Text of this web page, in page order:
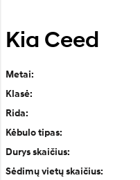
Kia Ceed
Metai:
Klasė:
Rida:
Kėbulo tipas:
Durys skaičius:
Sėdimų vietų skaičius: